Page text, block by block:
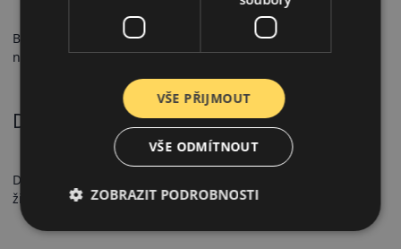
Bravuris 5HM přispívá k příjemnému jízdnímu komfortu díky
nízké valivé hlučnosti a pohodlnému odvalování.
Doporučené použití
Doporučeno pro osobní automobily, kde je důležitá dlouhá
životnost a ekonomický provoz.
VŠE PŘIJMOUT
VŠE ODMÍTNOUT
ZOBRAZIT PODROBNOSTI